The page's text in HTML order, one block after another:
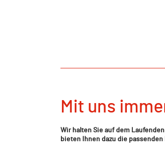
Mit uns
Wir halten Sie auf dem
bieten Ihnen dazu die